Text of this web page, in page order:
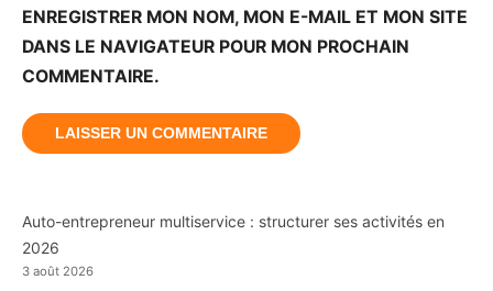
ENREGISTRER MON NOM, MON E-MAIL ET MON SITE
DANS LE NAVIGATEUR POUR MON PROCHAIN
COMMENTAIRE.
Auto-entrepreneur multiservice : structurer ses activités en
2026
3 août 2026